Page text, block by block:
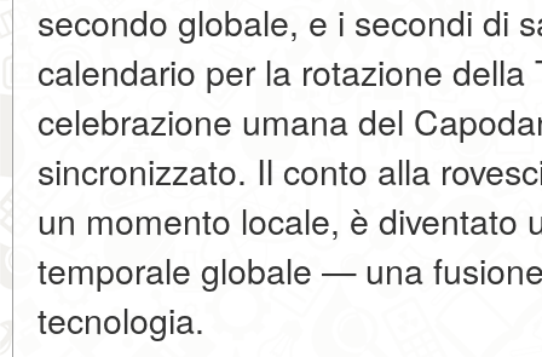
secondo globale, e i secondi di
calendario per la rotazione della
celebrazione umana del
sincronizzato. Il conto alla
un momento locale, è diventato
temporale globale — una
tecnologia.